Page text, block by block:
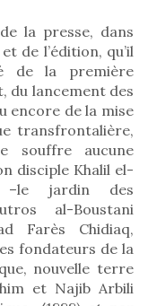
la presse, dans
de l’édition, qu’il
de la première
du lancement des
encore de la mise
transfrontalière,
souffre aucune
disciple Khalil el-
–le jardin des
al-Boustani
Farès Chidiaq,
fondateurs de la
nouvelle terre
et Najib Arbili